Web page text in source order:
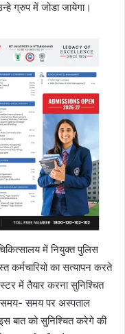
ग्रुप में जोडा जायेगा।
में नियुक्त पुलिस
कर्मचारियो का सत्यापन करते
में तैयार करना सुनिश्चित
समय- समय पर अस्पताल
बात को सुनिश्चित करेगे की